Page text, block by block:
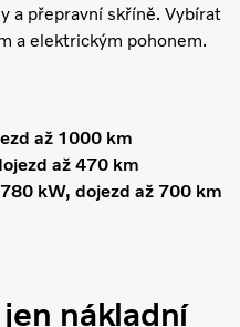
a přepravní skříně. Vybírat
a elektrickým pohonem.
až 1000 km
až 470 km
kW, dojezd až 700 km
nákladní